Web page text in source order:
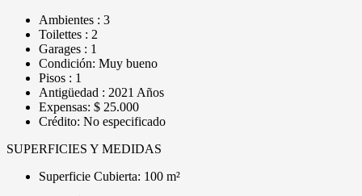
Ambientes : 3
Toilettes : 2
Garages : 1
Condición: Muy bueno
Pisos : 1
Antigüedad : 2021 Años
Expensas: $ 25.000
Crédito: No especificado
SUPERFICIES Y MEDIDAS
Superficie Cubierta: 100 m²